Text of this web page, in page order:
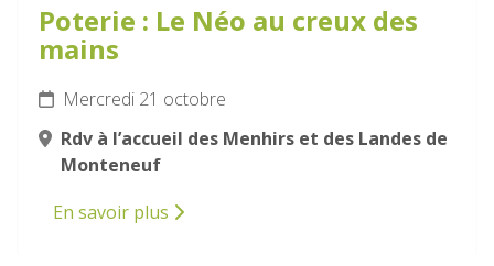
Poterie : Le Néo au creux des
mains
Mercredi 21 octobre
Rdv à l’accueil des Menhirs et des Landes de
Monteneuf
En savoir plus